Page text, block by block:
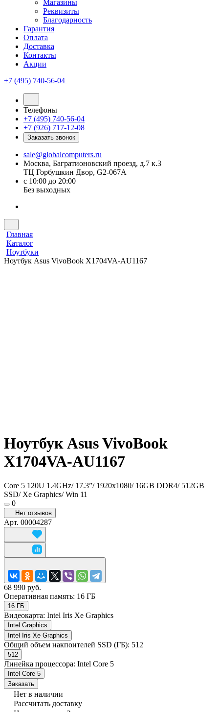
Магазины
Реквизиты
Благодарность
Гарантия
Оплата
Доставка
Контакты
Акции
+7 (495) 740-56-04
Телефоны
+7 (495) 740-56-04
+7 (926) 717-12-08
Заказать звонок
sale@globalcomputers.ru
Москва, Багратионовский проезд, д.7 к.3
ТЦ Горбушкин Двор, G2-067A
с 10:00 до 20:00
Без выходных
Главная
Каталог
Ноутбуки
Ноутбук Asus VivoBook X1704VA-AU1167
Ноутбук Asus VivoBook
X1704VA-AU1167
Core 5 120U 1.4GHz/ 17.3”/ 1920x1080/ 16GB DDR4/ 512GB
SSD/ Xe Graphics/ Win 11
0
Нет отзывов
Арт. 00004287
68 990 руб.
Оперативная память: 16 ГБ
16 ГБ
Видеокарта: Intel Iris Xe Graphics
Intel Graphics
Intel Iris Xe Graphics
Общий объем накпоителей SSD (ГБ): 512
512
Линейка процессора: Intel Core 5
Intel Core 5
Заказать
Нет в наличии
Рассчитать доставку